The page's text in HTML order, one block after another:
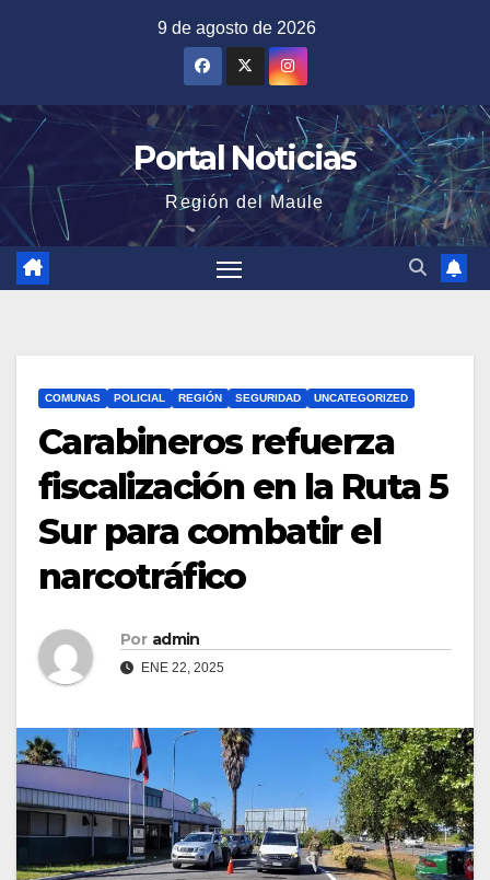
9 de agosto de 2026
Portal Noticias
Región del Maule
COMUNAS POLICIAL REGIÓN SEGURIDAD UNCATEGORIZED
Carabineros refuerza
fiscalización en la Ruta 5
Sur para combatir el
narcotráfico
Por admin
ENE 22, 2025